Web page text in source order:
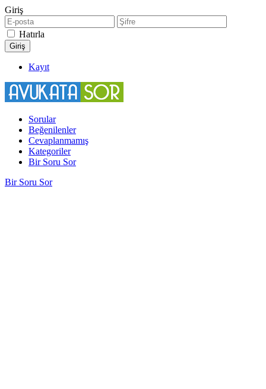
Giriş
Hatırla
Kayıt
Sorular
Beğenilenler
Cevaplanmamış
Kategoriler
Bir Soru Sor
Bir Soru Sor